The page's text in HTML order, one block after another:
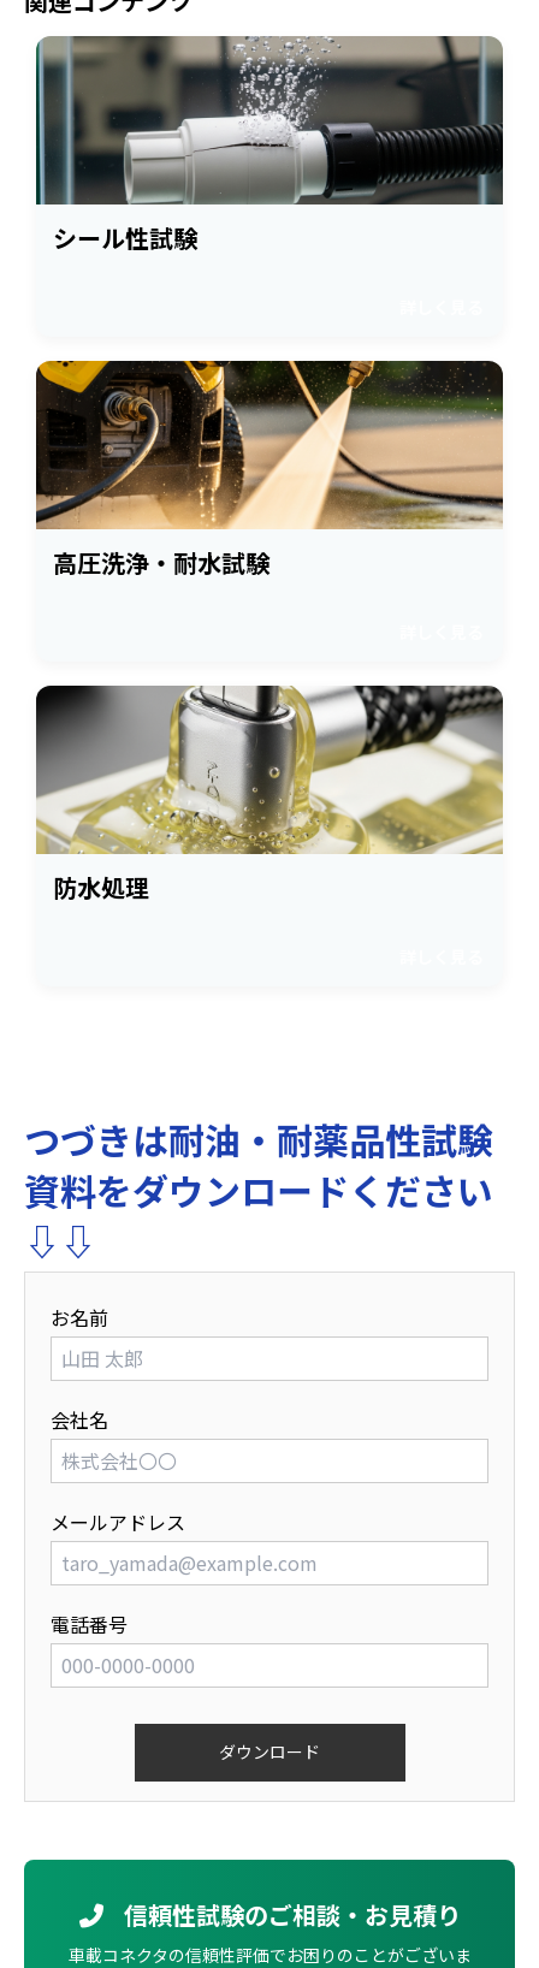
シール性試験
高圧洗浄・耐水試験
防水処理
つづきは耐油・耐薬品性試験
資料をダウンロードください
⇩⇩
お名前
会社名
メールアドレス
電話番号
信頼性試験のご相談・お見積り
車載コネクタの信頼性評価でお困りのことがございま